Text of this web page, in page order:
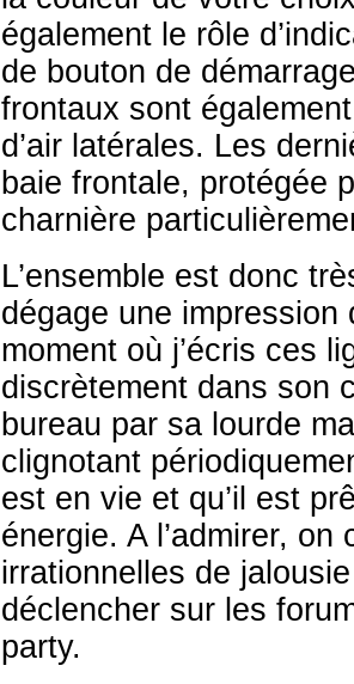
également le rôle
de bouton de
frontaux sont
d’air latérales. Les
baie frontale, protégée
charnière
L’ensemble est donc
dégage une
moment où j’écris ces
discrètement dans son
bureau par sa lourde
clignotant
est en vie et qu’il est
énergie. A l’admirer,
irrationnelles de
déclencher sur les
party.